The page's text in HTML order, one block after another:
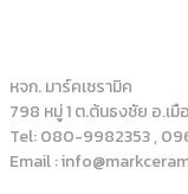
หจก. มาร์คเซรามิค
798 หมู่ 1 ต.ต้นธงชัย อ.เ
Tel: 080-9982353 ,
Email :